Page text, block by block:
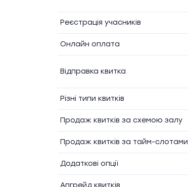
Реєстрація учасників
Онлайн оплата
Відправка квитка
Різні типи квитків
Продаж квитків за схемою залу
Продаж квитків за тайм-слотами
Додаткові опції
Апгрейд квитків